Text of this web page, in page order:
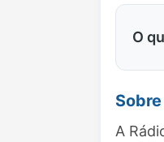
O
A